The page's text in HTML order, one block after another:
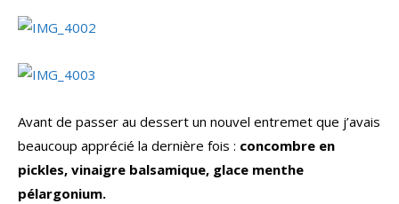
Avant de passer au dessert un nouvel entremet que j’avais
beaucoup apprécié la dernière fois : concombre en
pickles, vinaigre balsamique, glace menthe
pélargonium.